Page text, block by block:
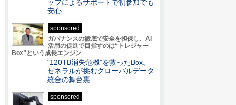
ッフによるサポートで初参加でも
安心
sponsored
ガバナンスの徹底で安全を担保し、AI
活用の促進で目指すのは“トレジャー
Box”という成長エンジン
“120TB消失危機”を救ったBox。
ゼネラルが挑むグローバルデータ
統合の舞台裏
sponsored